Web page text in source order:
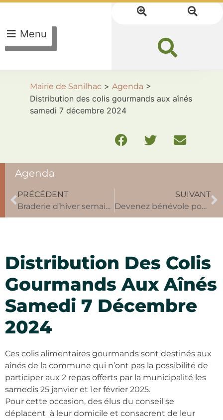
Menu
Mairie de Sanilhac > Agenda >
Distribution des colis gourmands aux aînés
samedi 7 décembre 2024
Agenda
PRÉCÉDENT
Braderie d’hiver semaine du 16 décembre à la P’tite Boutique
SUIVANT
Devenez bénévole pour la banque alimentaire vend. 22 et/ou sam. 23 novembre
Distribution Des Colis
Gourmands Aux Aînés
Samedi 7 Décembre
2024
Ces colis alimentaires gourmands sont destinés aux
aînés de la commune qui n’ont pas la possibilité de
participer aux 2 repas offerts par la municipalité les
samedis 25 janvier et 1er février 2025.
Pour cette occasion, des élus du conseil se
déplacent à leur domicile et consacrent de leur